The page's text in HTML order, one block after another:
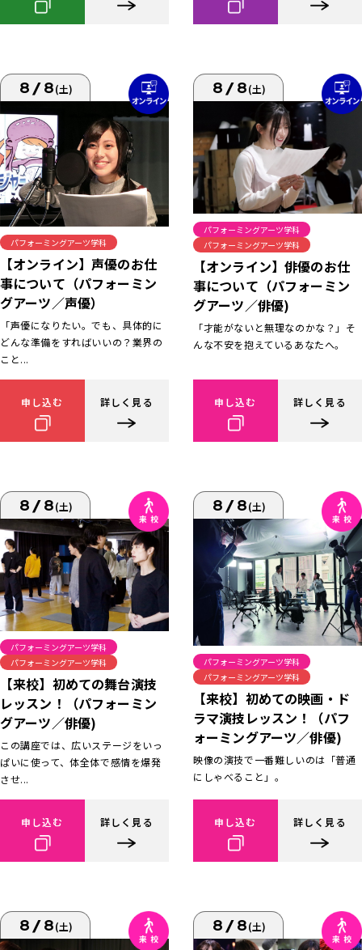
8/8(土)
パフォーミングアーツ学科
【オンライン】声優のお仕
事について（パフォーミン
グアーツ／声優）
「声優になりたい。でも、具体的に
どんな準備をすればいいの？業界の
こと...
申し込む 詳しく見る
8/8(土)
パフォーミングアーツ学科
パフォーミングアーツ学科
【オンライン】俳優のお仕
事について（パフォーミン
グアーツ／俳優)
「才能がないと無理なのかな？」そ
んな不安を抱えているあなたへ。
申し込む 詳しく見る
8/8(土)
パフォーミングアーツ学科
パフォーミングアーツ学科
【来校】初めての舞台演技
レッスン！（パフォーミン
グアーツ／俳優)
この講座では、広いステージをいっ
ぱいに使って、体全体で感情を爆発
させ...
申し込む 詳しく見る
8/8(土)
パフォーミングアーツ学科
パフォーミングアーツ学科
【来校】初めての映画・ド
ラマ演技レッスン！（パフ
ォーミングアーツ／俳優)
映像の演技で一番難しいのは「普通
にしゃべること」。
申し込む 詳しく見る
8/8(土) 8/8(土)